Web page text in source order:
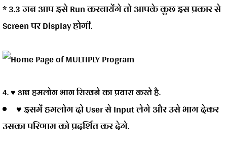
* 3.3 जब आप इसे Run करवायेंगे तो आपके कुछ इस प्रकार से
Screen पर Display होगी.
4. ♥ अब हमलोग भाग सिखने का प्रयास करते है.
♥ इसमें हमलोग दो User से Input लेगे और उसे भाग देकर
उसका परिणाम को प्रदर्शित कर देगे.